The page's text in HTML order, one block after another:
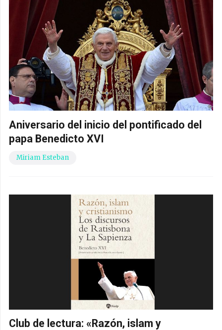
Aniversario del inicio del pontificado del
papa Benedicto XVI
Miriam Esteban
Club de lectura: «Razón, islam y